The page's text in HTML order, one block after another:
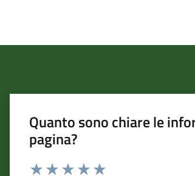
Quanto sono chiare le
pagina?
Valuta da 1 a 5 stelle la pagina